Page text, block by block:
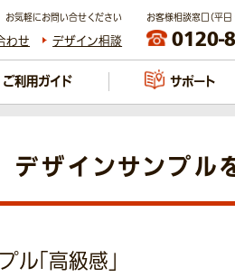
お気軽にお問い合せください
わせ デザイン相談
お客様相談窓口（平
0120-
ご利用ガイド サポート
デザインサンプル
「高級感」